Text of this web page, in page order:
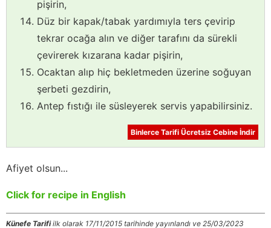
pişirin,
Düz bir kapak/tabak yardımıyla ters çevirip
tekrar ocağa alın ve diğer tarafını da sürekli
çevirerek kızarana kadar pişirin,
Ocaktan alıp hiç bekletmeden üzerine soğuyan
şerbeti gezdirin,
Antep fıstığı ile süsleyerek servis yapabilirsiniz.
Binlerce Tarifi Ücretsiz Cebine İndir
Afiyet olsun...
Click for recipe in English
Künefe Tarifiilk olarak 17/11/2015 tarihinde yayınlandı ve 25/03/2023